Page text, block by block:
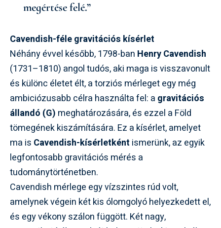
megértése felé.”
Cavendish-féle gravitációs kísérlet
Néhány évvel később, 1798-ban Henry Cavendish
(1731–1810) angol tudós, aki maga is visszavonult
és különc életet élt, a torziós mérleget egy még
ambiciózusabb célra használta fel: a gravitációs
állandó (G) meghatározására, és ezzel a Föld
tömegének kiszámítására. Ez a kísérlet, amelyet
ma is Cavendish-kísérletként ismerünk, az egyik
legfontosabb gravitációs mérés a
tudománytörténetben.
Cavendish mérlege egy vízszintes rúd volt,
amelynek végein két kis ólomgolyó helyezkedett el,
és egy vékony szálon függött. Két nagy,